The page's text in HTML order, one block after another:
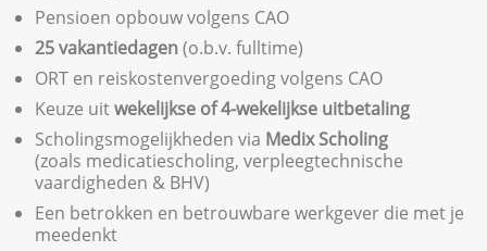
Pensioen opbouw volgens CAO
25 vakantiedagen(o.b.v. fulltime)
ORT en reiskostenvergoeding volgens CAO
Keuze uitwekelijkse of 4-wekelijkse uitbetaling
Scholingsmogelijkheden via Medix Scholing
(zoals medicatiescholing, verpleegtechnische
vaardigheden & BHV)
Een betrokken en betrouwbare werkgever die met je
meedenkt